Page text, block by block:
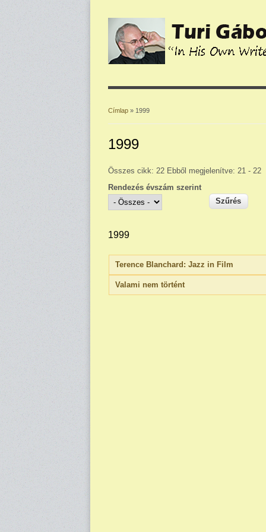
Címlap » 1999
1999
Összes cikk: 22 Ebből megjelenítve: 21 - 22
Rendezés évszám szerint
1999
Terence Blanchard: Jazz in Film
Valami nem történt